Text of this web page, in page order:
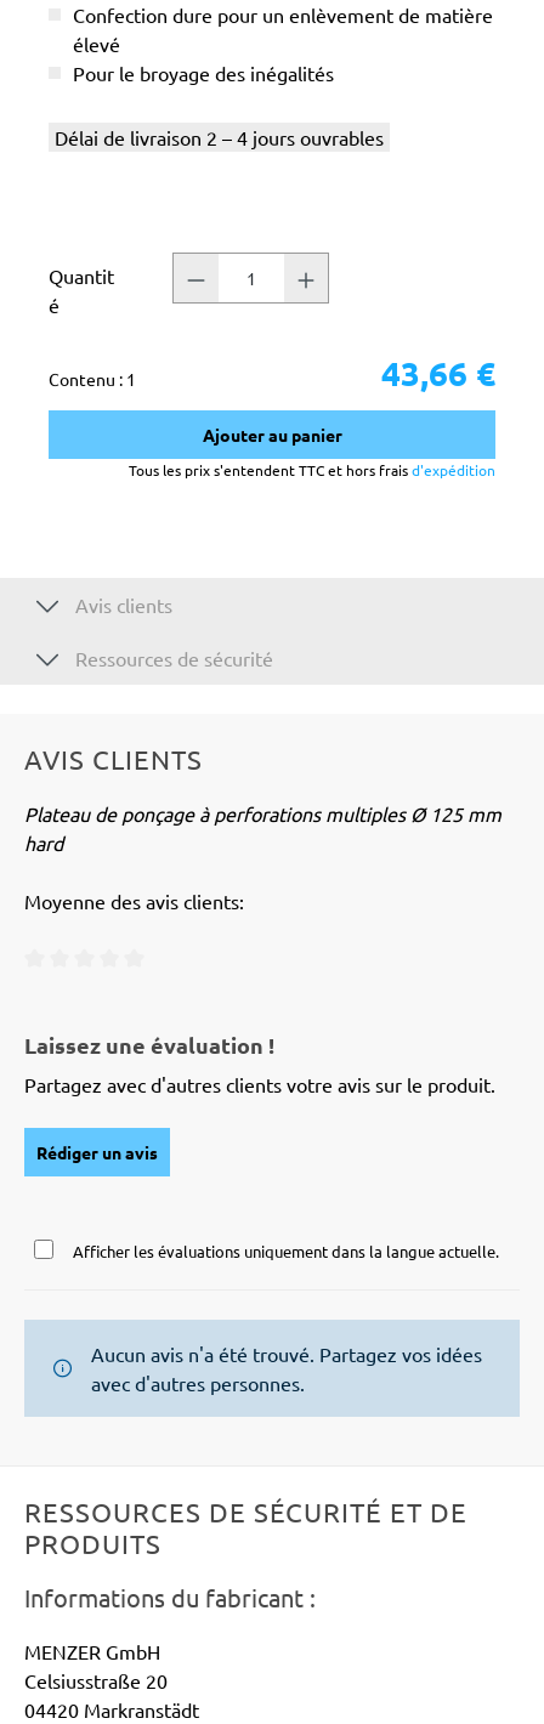
Confection dure pour un enlèvement de matière
élevé
Pour le broyage des inégalités
Délai de livraison 2 – 4 jours ouvrables
Quantit
é
Contenu : 1 43,66 €
Ajouter au panier
Tous les prix s'entendent TTC et hors fraisd'expédition
Avis clients
Ressources de sécurité
AVIS CLIENTS
Plateau de ponçage à perforations multiples Ø 125 mm
hard
Moyenne des avis clients:
Laissez une évaluation !
Partagez avec d'autres clients votre avis sur le produit.
Rédiger un avis
Afficher les évaluations uniquement dans la langue actuelle.
Aucun avis n'a été trouvé. Partagez vos idées
avec d'autres personnes.
RESSOURCES DE SÉCURITÉ ET DE
PRODUITS
Informations du fabricant :
MENZER GmbH
Celsiusstraße 20
04420 Markranstädt